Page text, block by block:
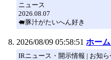
ニュース
2026.08.07
🐖豚汁がたいへん好き
2026/08/09 05:58:51 ホー
IRニュース・開示情報 | お知ら